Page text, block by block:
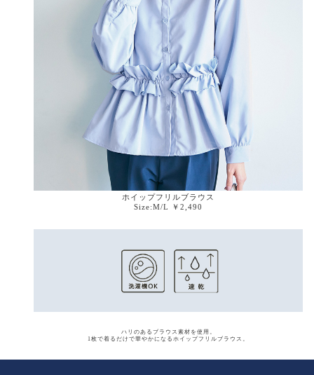
ホイップフリルブラウス
Size:M/L ￥2,490
ハリのあるブラウス素材を使用。
1枚で着るだけで華やかになるホイップフリルブラウス。